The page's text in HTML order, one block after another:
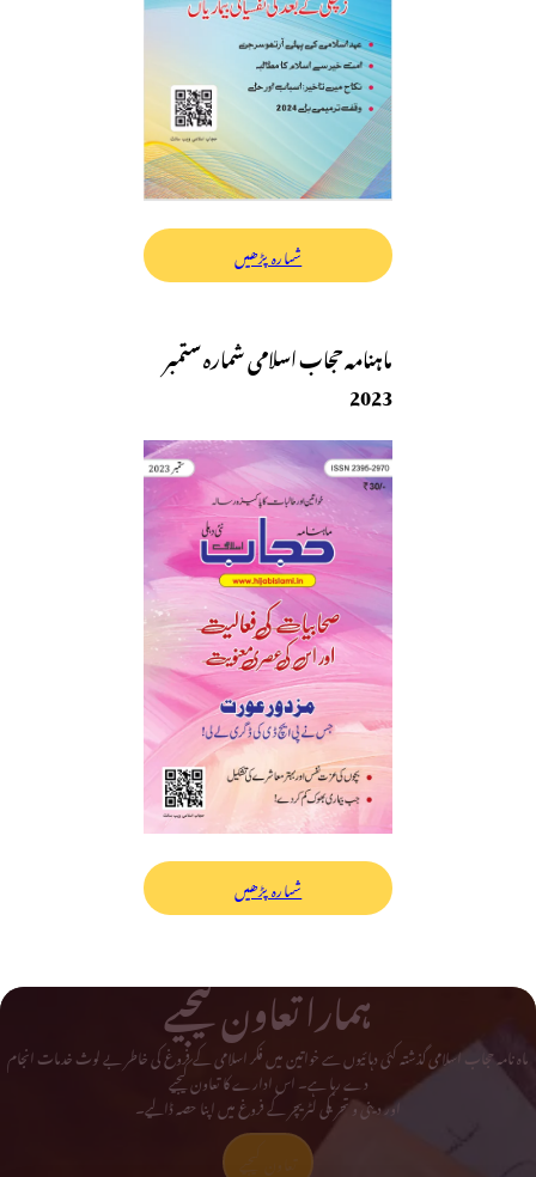
شمارہ پڑھیں
ماہنامہ حجاب اسلامی شمارہ ستمبر
2023
شمارہ پڑھیں
ہمارا تعاون کیجیے
ماہ نامہ حجاب اسلامی گذشتہ کئی دہائیوں سے خواتین میں فکر اسلامی کے فروغ کی خاطر بے لوث خدمات انجام
دے رہا ہے۔ اس ادارے کا تعاون کیجیے
اور دینی و تحریکی لٹریچر کے فروغ میں اپنا حصہ ڈالیے۔